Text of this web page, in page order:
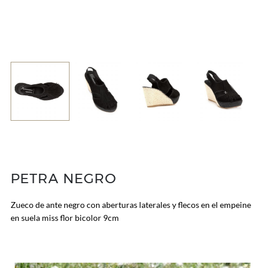
PETRA NEGRO
Zueco de ante negro con aberturas laterales y flecos en el empeine
en suela miss flor bicolor 9cm